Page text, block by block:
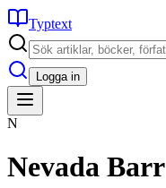
Typtext
Logga in
N
Nevada Barr